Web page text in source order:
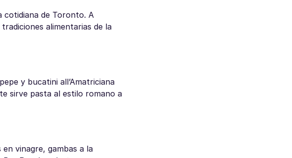
cotidiana de Toronto. A
alimentarias de la
y bucatini all’Amatriciana
sirve pasta al estilo romano a
vinagre, gambas a la